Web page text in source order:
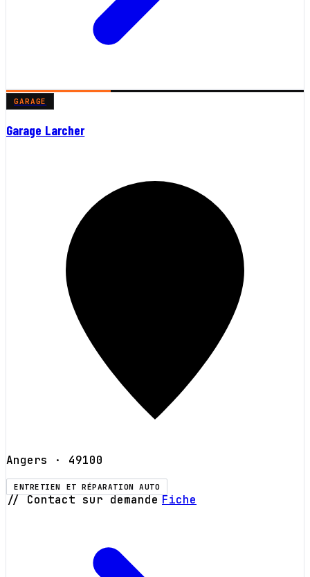
GARAGE
Garage Larcher
Angers · 49100
ENTRETIEN ET RÉPARATION AUTO
// Contact sur demande Fiche